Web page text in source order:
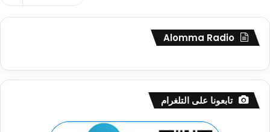
Alomma Radio
تابعونا على التلغرام